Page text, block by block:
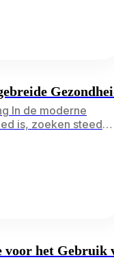
biedt een
In de moderne
is, zoeken steeds
oplossing met
en
het Gebruik